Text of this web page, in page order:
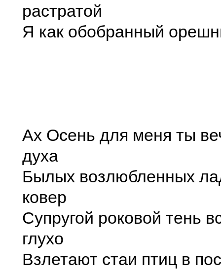
растратой
Я как обобранный
Ах Осень для меня ты
духа
Былых возлюбленных
ковер
Супругой роковой тень
глухо
Взлетают стаи птиц в